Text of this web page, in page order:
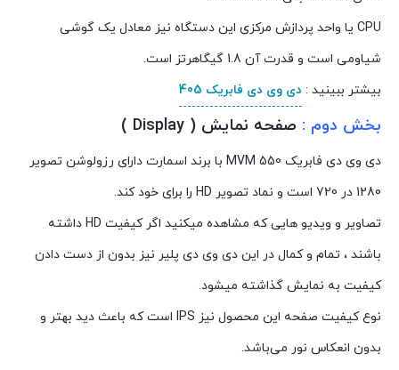
CPU یا واحد پردازش مرکزی این دستگاه نیز معادل یک گوشی
شیاومی است و قدرت آن 1.8 گیگاهرتز است.
بیشتر ببینید : دی وی دی فابریک 405
بخش دوم : صفحه نمایش ( Display )
دی وی دی فابریک MVM 550 با برند اسمارت دارای رزولوشن تصویر
1280 در 720 است و نماد تصویر HD را برای خود کند.
تصاویر و ویدیو هایی که مشاهده میکنید اگر کیفیت HD داشته
باشند ، تمام و کمال در این دی وی دی پلیر نیز بدون از دست دادن
کیفیت به نمایش گذاشته میشود.
نوع کیفیت صفحه این محصول نیز IPS است که باعث دید بهتر و
بدون انعکاس نور می‌باشد.